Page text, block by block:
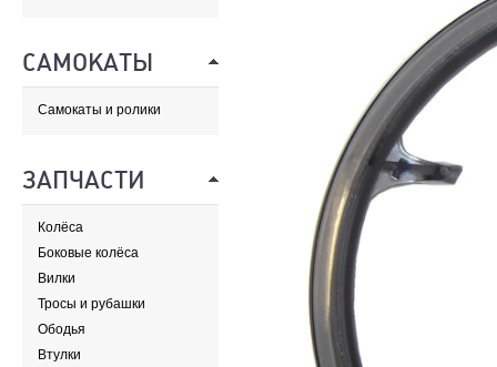
САМОКАТЫ
Самокаты и ролики
ЗАПЧАСТИ
Колёса
Боковые колёса
Вилки
Тросы и рубашки
Ободья
Втулки